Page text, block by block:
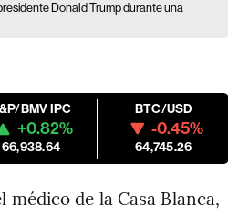
Donald Trump durante una
BMV IPC
+0.82%
66,938.64
BTC/USD
-0.45%
64,745.26
médico de la Casa Blanca,